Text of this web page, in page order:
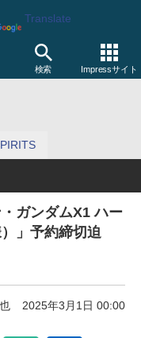
Translate
検索 Impressサイト
ガンダムX1 ハー
」予約締切迫
2025年3月1日 00:00